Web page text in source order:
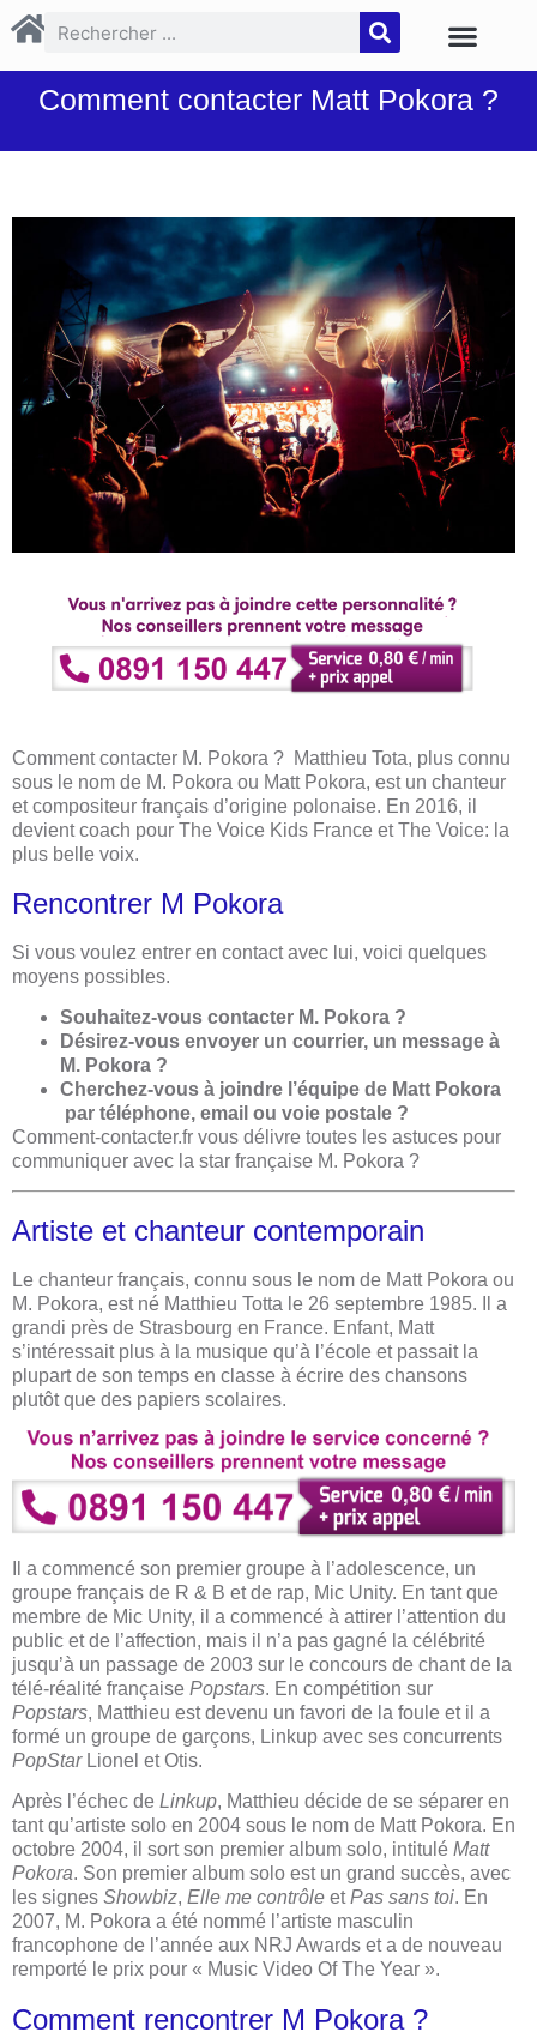
Comment contacter Matt Pokora ?
Comment contacter M. Pokora ? Matthieu Tota, plus connu
sous le nom de M. Pokora ou Matt Pokora, est un chanteur
et compositeur français d’origine polonaise. En 2016, il
devient coach pour The Voice Kids France et The Voice: la
plus belle voix.
Rencontrer M Pokora
Si vous voulez entrer en contact avec lui, voici quelques
moyens possibles.
Souhaitez-vous contacter M. Pokora ?
Désirez-vous envoyer un courrier, un message à
M. Pokora ?
Cherchez-vous à joindre l’équipe de Matt Pokora​
par téléphone, email ou voie postale ?
Comment-contacter.fr vous délivre toutes les astuces pour
communiquer avec la star française M. Pokora ?
Artiste et chanteur contemporain
Le chanteur français, connu sous le nom de Matt Pokora ou
M. Pokora, est né Matthieu Totta le 26 septembre 1985. Il a
grandi près de Strasbourg en France. Enfant, Matt
s’intéressait plus à la musique qu’à l’école et passait la
plupart de son temps en classe à écrire des chansons
plutôt que des papiers scolaires.
Il a commencé son premier groupe à l’adolescence, un
groupe français de R & B et de rap, Mic Unity. En tant que
membre de Mic Unity, il a commencé à attirer l’attention du
public et de l’affection, mais il n’a pas gagné la célébrité
jusqu’à un passage de 2003 sur le concours de chant de la
télé-réalité française Popstars. En compétition sur
Popstars, Matthieu est devenu un favori de la foule et il a
formé un groupe de garçons, Linkup avec ses concurrents
PopStarLionel et Otis.
Après l’échec de Linkup, Matthieu décide de se séparer en
tant qu’artiste solo en 2004 sous le nom de Matt Pokora. En
octobre 2004, il sort son premier album solo, intitulé Matt
Pokora. Son premier album solo est un grand succès, avec
les signes Showbiz, Elle me contrôle etPas sans toi. En
2007, M. Pokora a été nommé l’artiste masculin
francophone de l’année aux NRJ Awards et a de nouveau
remporté le prix pour « Music Video Of The Year ».
Comment rencontrer M Pokora ?